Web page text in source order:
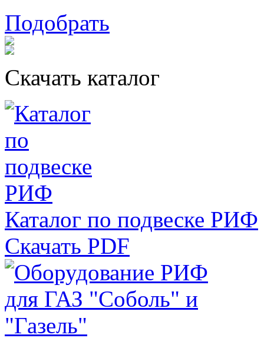
Подобрать
Скачать каталог
Каталог по подвеске РИФ
Скачать PDF